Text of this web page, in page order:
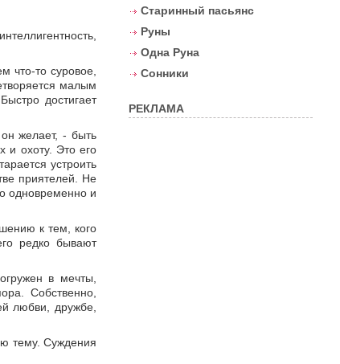
что-то суровое,
малым
достигает
желает, - быть
и охоту. Это его
устроить
приятелей. Не
одновременно и
к тем, кого
редко бывают
в мечты,
Собственно,
любви, дружбе,
тему. Суждения
Старинный пасьянс
Руны
Одна Руна
Сонники
РЕКЛАМА